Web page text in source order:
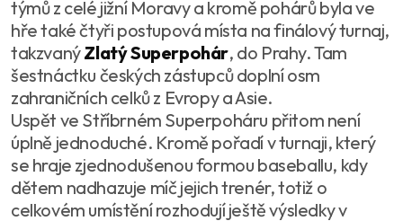
týmů z celé jižní Moravy a kromě pohárů byla ve
hře také čtyři postupová místa na finálový turnaj,
takzvanýZlatý Superpohár, do Prahy. Tam
šestnáctku českých zástupců doplní osm
zahraničních celků z Evropy a Asie.
Uspět ve Stříbrném Superpoháru přitom není
úplně jednoduché. Kromě pořadí v turnaji, který
se hraje zjednodušenou formou baseballu, kdy
dětem nadhazuje míč jejich trenér, totiž o
celkovém umístění rozhodují ještě výsledky v